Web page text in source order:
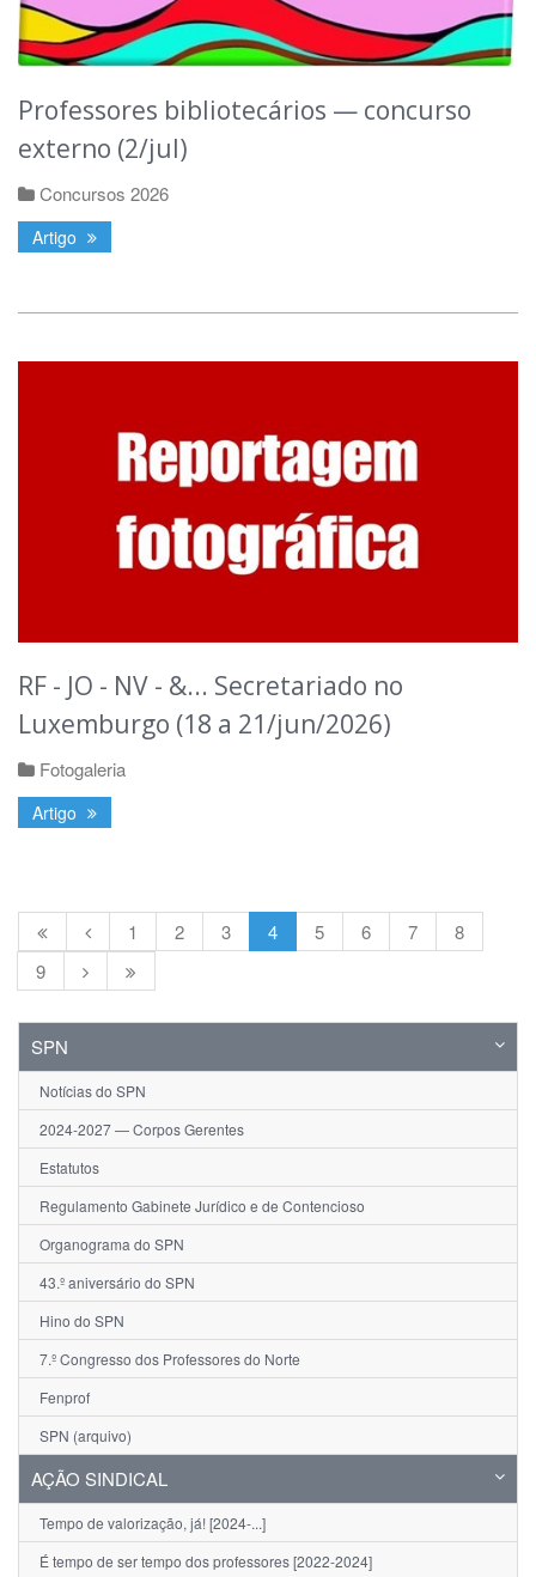
Professores bibliotecários — concurso
externo (2/jul)
Concursos 2026
Artigo
RF - JO - NV - &... Secretariado no
Luxemburgo (18 a 21/jun/2026)
Fotogaleria
Artigo
1 2 3 4 5 6 7
8
9
SPN
Notícias do SPN
2024-2027 — Corpos Gerentes
Estatutos
Regulamento Gabinete Jurídico e de Contencioso
Organograma do SPN
43.º aniversário do SPN
Hino do SPN
7.º Congresso dos Professores do Norte
Fenprof
SPN (arquivo)
AÇÃO SINDICAL
Tempo de valorização, já! [2024-...]
É tempo de ser tempo dos professores [2022-2024]